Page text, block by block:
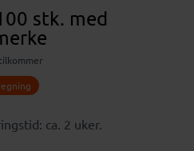
stk. med
ca. 2 uker.